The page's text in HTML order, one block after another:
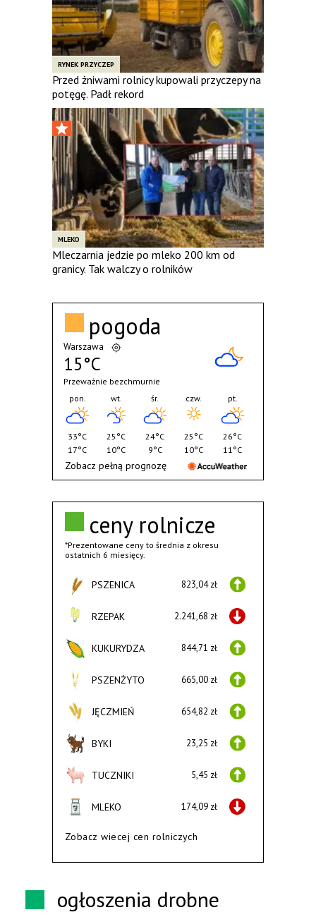
RYNEK PRZYCZEP
Przed żniwami rolnicy kupowali przyczepy na
potęgę. Padł rekord
MLEKO
Mleczarnia jedzie po mleko 200 km od
granicy. Tak walczy o rolników
ceny rolnicze
*Prezentowane ceny to średnia z okresu
ostatnich 6 miesięcy.
PSZENICA 823,04 zł
RZEPAK 2.241,68 zł
KUKURYDZA 844,71 zł
PSZENŻYTO 665,00 zł
JĘCZMIEŃ 654,82 zł
BYKI 23,25 zł
TUCZNIKI 5,45 zł
MLEKO 174,09 zł
Zobacz wiecej cen rolniczych
pogoda
Warszawa
15°C
Przeważnie bezchmurnie
pon.
33°C
17°C
wt.
25°C
10°C
śr.
24°C
9°C
czw.
25°C
10°C
pt.
26°C
11°C
Zobacz pełną prognozę
ogłoszenia drobne